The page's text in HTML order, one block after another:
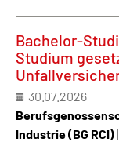
Bachelor-
Studium
30.07.2026
Industrie (BG RCI)